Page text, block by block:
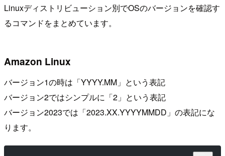
Linuxディストリビューション別でOSのバージョンを確認す
るコマンドをまとめています。
Amazon Linux
バージョン1の時は「YYYY.MM」という表記
バージョン2ではシンプルに「2」という表記
バージョン2023では「2023.XX.YYYYMMDD」の表記にな
ります。